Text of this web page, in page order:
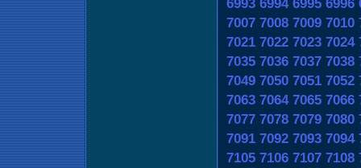
6993 6994 6995 6996
7007 7008 7009 7010
7021 7022 7023 7024
7035 7036 7037 7038
7049 7050 7051 7052
7063 7064 7065 7066
7077 7078 7079 7080
7091 7092 7093 7094
7105 7106 7107 7108